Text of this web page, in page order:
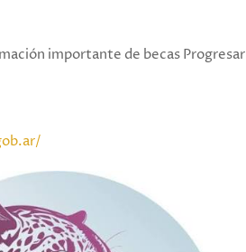
importante de becas Progresar